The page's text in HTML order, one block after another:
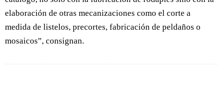
elaboración de otras mecanizaciones como el corte a
medida de listelos, precortes, fabricación de peldaños o
mosaicos”, consignan.